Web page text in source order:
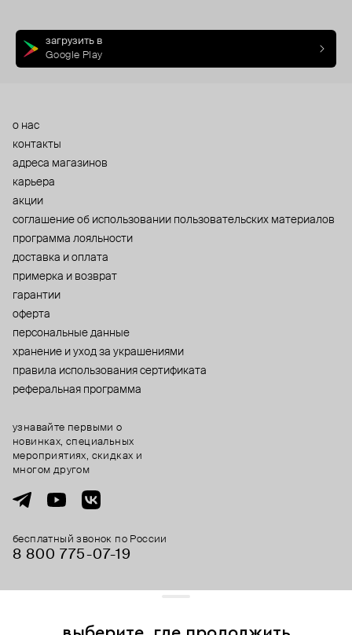
загрузить в
Google Play
о нас
контакты
адреса магазинов
карьера
акции
cоглашение об использовании пользовательских материалов
программа лояльности
доставка и оплата
примерка и возврат
гарантии
оферта
персональные данные
хранение и уход за украшениями
правила использования сертификата
реферальная программа
бесплатный звонок по России
8 800 775⁠-07⁠-19
узнавайте первыми о
новинках, специальных
мероприятиях, скидках и
многом другом